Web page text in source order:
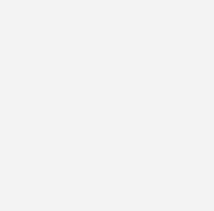
der Rechnung angegebene Konto von
so gelten die gesetzlichen
dem Besteller nur zu, wenn seine
festgestellt oder von GEM unbestritten
zur Ausübung eines